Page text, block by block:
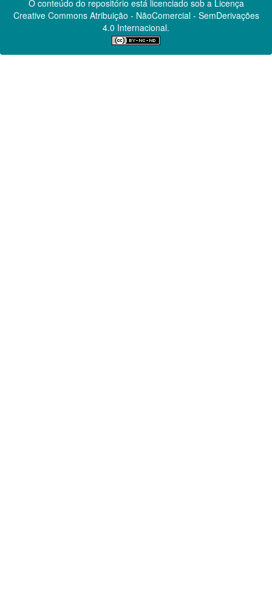
O conteúdo do repositório está licenciado sob a Licença
Creative CommonsAtribuição - NãoComercial - SemDerivações
4.0 Internacional.